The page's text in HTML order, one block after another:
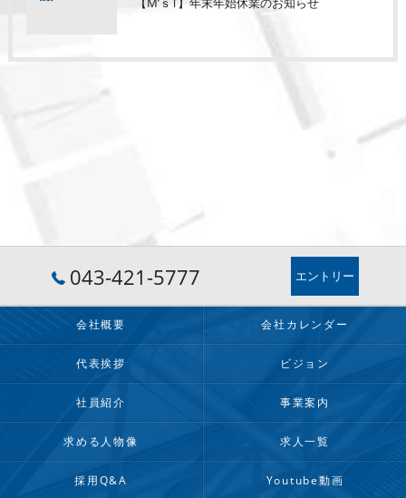
043-421-5777 エントリー
会社概要 会社カレンダー
代表挨拶 ビジョン
社員紹介 事業案内
求める人物像 求人一覧
採用Q&A Youtube動画